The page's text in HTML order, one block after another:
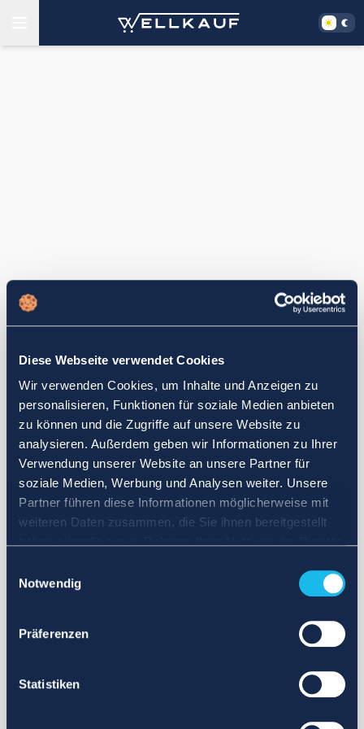
Diese Webseite verwendet Cookies
Wir verwenden Cookies, um Inhalte und Anzeigen zu
personalisieren, Funktionen für soziale Medien anbieten
zu können und die Zugriffe auf unsere Website zu
analysieren. Außerdem geben wir Informationen zu Ihrer
Verwendung unserer Website an unsere Partner für
soziale Medien, Werbung und Analysen weiter. Unsere
Partner führen diese Informationen möglicherweise mit
weiteren Daten zusammen, die Sie ihnen bereitgestellt
Notwendig
Präferenzen
Statistiken